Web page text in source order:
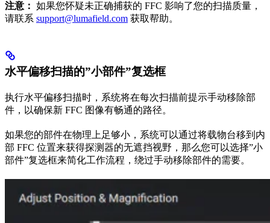
注意： 如果您怀疑未正确捕获的 FFC 影响了您的扫描质量，
请联系 support@lumafield.com 获取帮助。
水平偏移扫描的”小部件”复选框
执行水平偏移扫描时，系统将在每次扫描前提示手动移除部
件，以确保新 FFC 图像有畅通的路径。
如果您的部件在物理上足够小，系统可以通过将载物台移到内
部 FFC 位置来获得探测器的无遮挡视野，那么您可以选择”小
部件”复选框来简化工作流程，绕过手动移除部件的需要。